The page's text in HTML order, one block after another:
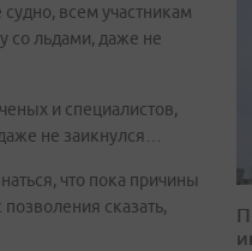
всем участникам
со льдами, даже не
и специалистов,
не заикнулся…
что пока причины
сказать,